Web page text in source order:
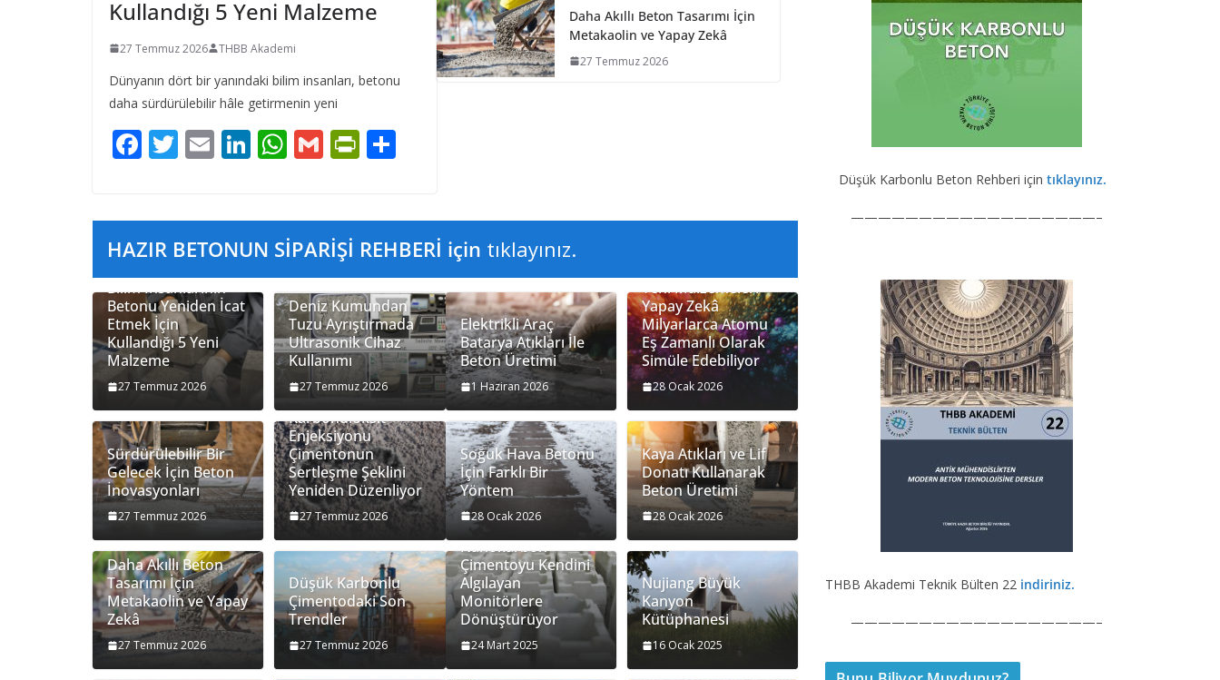
Kullandığı 5 Yeni Malzeme
27 Temmuz 2026 THBB Akademi
Dünyanın dört bir yanındaki bilim insanları, betonu
daha sürdürülebilir hâle getirmenin yeni
F
ac
b
o
o
k
T
w
er
E
m
l
Li
n
e
dI
n
W
h
s
A
p
p
G
m
l
Pr
in
ri
e
n
dl
y
e
Daha Akıllı Beton Tasarımı İçin
Metakaolin ve Yapay Zekâ
27 Temmuz 2026
HAZIR BETONUN SİPARİŞİ REHBERİ için tıklayınız.
Bilim İnsanlarının
Betonu Yeniden İcat
Etmek İçin
Kullandığı 5 Yeni
Malzeme
27 Temmuz 2026
Deniz Kumundan
Tuzu Ayrıştırmada
Ultrasonik Cihaz
Kullanımı
27 Temmuz 2026
Sürdürülebilir Bir
Gelecek İçin Beton
İnovasyonları
27 Temmuz 2026
Karbondioksit
Enjeksiyonu
Çimentonun
Sertleşme Şeklini
Yeniden Düzenliyor
27 Temmuz 2026
Daha Akıllı Beton
Tasarımı İçin
Metakaolin ve Yapay
Zekâ
27 Temmuz 2026
Düşük Karbonlu
Çimentodaki Son
Trendler
27 Temmuz 2026
Elektrikli Araç
Batarya Atıkları İle
Beton Üretimi
1 Haziran 2026
Yeni Malzemeler:
Yapay Zekâ
Milyarlarca Atomu
Eş Zamanlı Olarak
Simüle Edebiliyor
28 Ocak 2026
Soğuk Hava Betonu
İçin Farklı Bir
Yöntem
28 Ocak 2026
Kaya Atıkları ve Lif
Donatı Kullanarak
Beton Üretimi
28 Ocak 2026
Nanokarbon
Çimentoyu Kendini
Algılayan
Monitörlere
Dönüştürüyor
24 Mart 2025
Nujiang Büyük
Kanyon
Kütüphanesi
16 Ocak 2025
Düşük Karbonlu Beton Rehberi için tıklayınız.
——————————————————–
THBB Akademi Teknik Bülten 22 indiriniz.
——————————————————–